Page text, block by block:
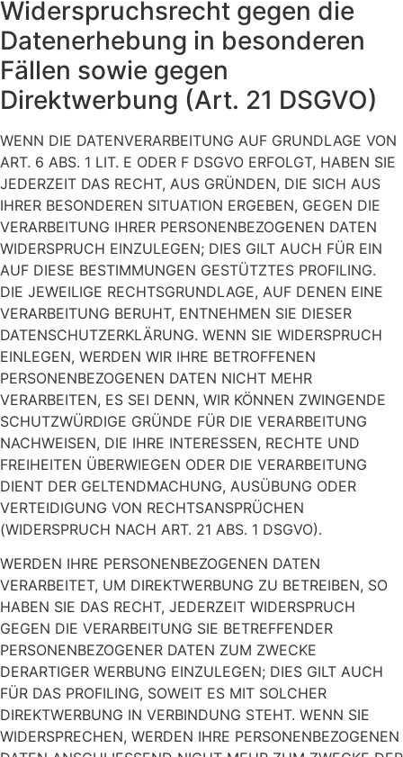
Widerspruchsrecht gegen die
Datenerhebung in besonderen
Fällen sowie gegen
Direktwerbung (Art. 21 DSGVO)
WENN DIE DATENVERARBEITUNG AUF GRUNDLAGE VON
ART. 6 ABS. 1 LIT. E ODER F DSGVO ERFOLGT, HABEN SIE
JEDERZEIT DAS RECHT, AUS GRÜNDEN, DIE SICH AUS
IHRER BESONDEREN SITUATION ERGEBEN, GEGEN DIE
VERARBEITUNG IHRER PERSONENBEZOGENEN DATEN
WIDERSPRUCH EINZULEGEN; DIES GILT AUCH FÜR EIN
AUF DIESE BESTIMMUNGEN GESTÜTZTES PROFILING.
DIE JEWEILIGE RECHTSGRUNDLAGE, AUF DENEN EINE
VERARBEITUNG BERUHT, ENTNEHMEN SIE DIESER
DATENSCHUTZERKLÄRUNG. WENN SIE WIDERSPRUCH
EINLEGEN, WERDEN WIR IHRE BETROFFENEN
PERSONENBEZOGENEN DATEN NICHT MEHR
VERARBEITEN, ES SEI DENN, WIR KÖNNEN ZWINGENDE
SCHUTZWÜRDIGE GRÜNDE FÜR DIE VERARBEITUNG
NACHWEISEN, DIE IHRE INTERESSEN, RECHTE UND
FREIHEITEN ÜBERWIEGEN ODER DIE VERARBEITUNG
DIENT DER GELTENDMACHUNG, AUSÜBUNG ODER
VERTEIDIGUNG VON RECHTSANSPRÜCHEN
(WIDERSPRUCH NACH ART. 21 ABS. 1 DSGVO).
WERDEN IHRE PERSONENBEZOGENEN DATEN
VERARBEITET, UM DIREKTWERBUNG ZU BETREIBEN, SO
HABEN SIE DAS RECHT, JEDERZEIT WIDERSPRUCH
GEGEN DIE VERARBEITUNG SIE BETREFFENDER
PERSONENBEZOGENER DATEN ZUM ZWECKE
DERARTIGER WERBUNG EINZULEGEN; DIES GILT AUCH
FÜR DAS PROFILING, SOWEIT ES MIT SOLCHER
DIREKTWERBUNG IN VERBINDUNG STEHT. WENN SIE
WIDERSPRECHEN, WERDEN IHRE PERSONENBEZOGENEN